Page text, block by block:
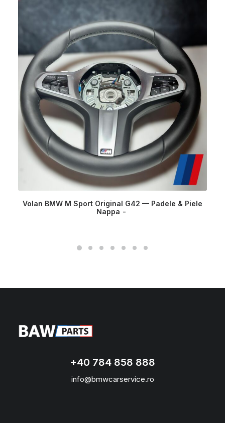
Volan BMW M Sport Original G42 — Padele & Piele
Nappa
+40 784 858 888
info@bmwcarservice.ro